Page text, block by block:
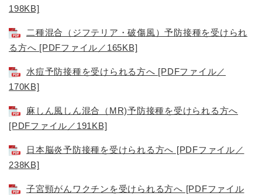
198KB]
二種混合（ジフテリア・破傷風）予防接種を受けられ
る方へ [PDFファイル／165KB]
水痘予防接種を受けられる方へ [PDFファイル／
170KB]
麻しん風しん混合（MR)予防接種を受けられる方へ
[PDFファイル／191KB]
日本脳炎予防接種を受けられる方へ [PDFファイル／
238KB]
子宮頸がんワクチンを受けられる方へ [PDFファイル